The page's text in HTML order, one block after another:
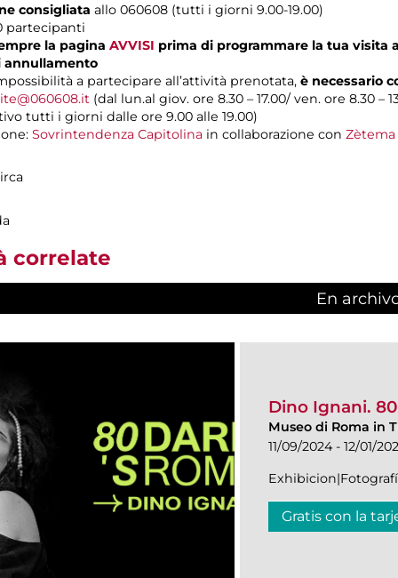
consigliata allo 060608 (tutti i giorni 9.00-19.00)
partecipanti
la pagina AVVISI prima di programmare la tua visita
annullamento
a partecipare all’attività prenotata, è necessario
(dal lun.al giov. ore 8.30 – 17.00/ ven. ore 8.30
tutti i giorni dalle ore 9.00 alle 19.00)
Sovrintendenza Capitolina in collaborazione con
correlate
En
Dino Ignani.
Museo di Roma in
11/09/2024 - 12/01/
Gratis con la